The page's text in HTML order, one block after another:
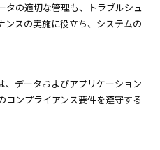
タの適切な管理も、トラブルシュ
ンスの実施に役立ち、システムの
、データおよびアプリケーション
コンプライアンス要件を遵守する